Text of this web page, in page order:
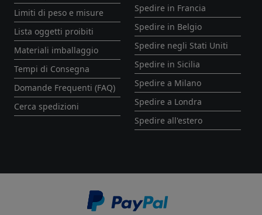
Limiti di peso e misure
Lista oggetti proibiti
Materiali imballaggio
Tempi di Consegna
Domande Frequenti (FAQ)
Cerca spedizioni
Spedire in Francia
Spedire in Belgio
Spedire negli Stati Uniti
Spedire in Sicilia
Spedire a Milano
Spedire a Londra
Spedire all'estero